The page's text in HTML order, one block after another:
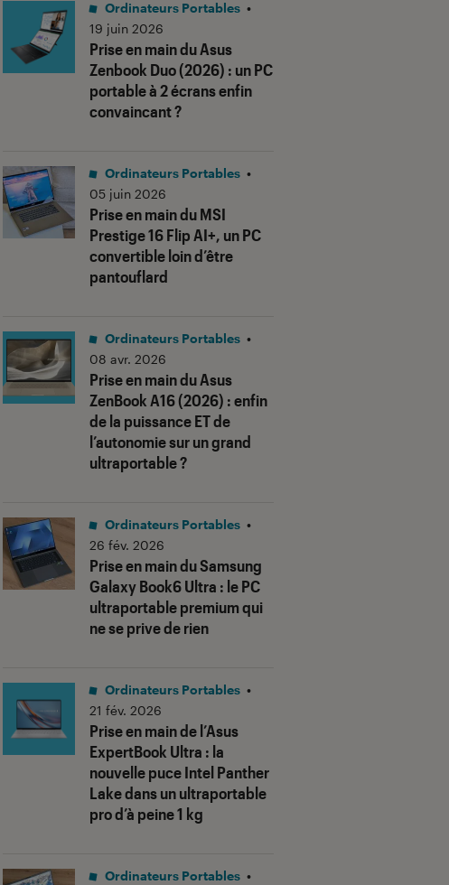
sous notes"
Prise en main du Asus
Zenbook Duo (2026) : un PC
portable à 2 écrans enfin
convaincant ?
Ordinateurs Portables •
19 juin 2026
Prise en main du MSI
Prestige 16 Flip AI+, un PC
convertible loin d’être
pantouflard
Ordinateurs Portables •
05 juin 2026
Prise en main du Asus
ZenBook A16 (2026) : enfin
de la puissance ET de
l’autonomie sur un grand
ultraportable ?
Ordinateurs Portables •
08 avr. 2026
Prise en main du Samsung
Galaxy Book6 Ultra : le PC
ultraportable premium qui
ne se prive de rien
Ordinateurs Portables •
26 fév. 2026
Prise en main de l’Asus
ExpertBook Ultra : la
nouvelle puce Intel Panther
Lake dans un ultraportable
pro d’à peine 1 kg
Ordinateurs Portables •
21 fév. 2026
Ordinateurs Portables •